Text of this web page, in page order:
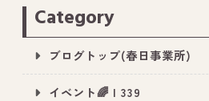
－ 鳥栖事業所のブログ
Category
ブログトップ(春日事業所)
イベント🌈 | 339